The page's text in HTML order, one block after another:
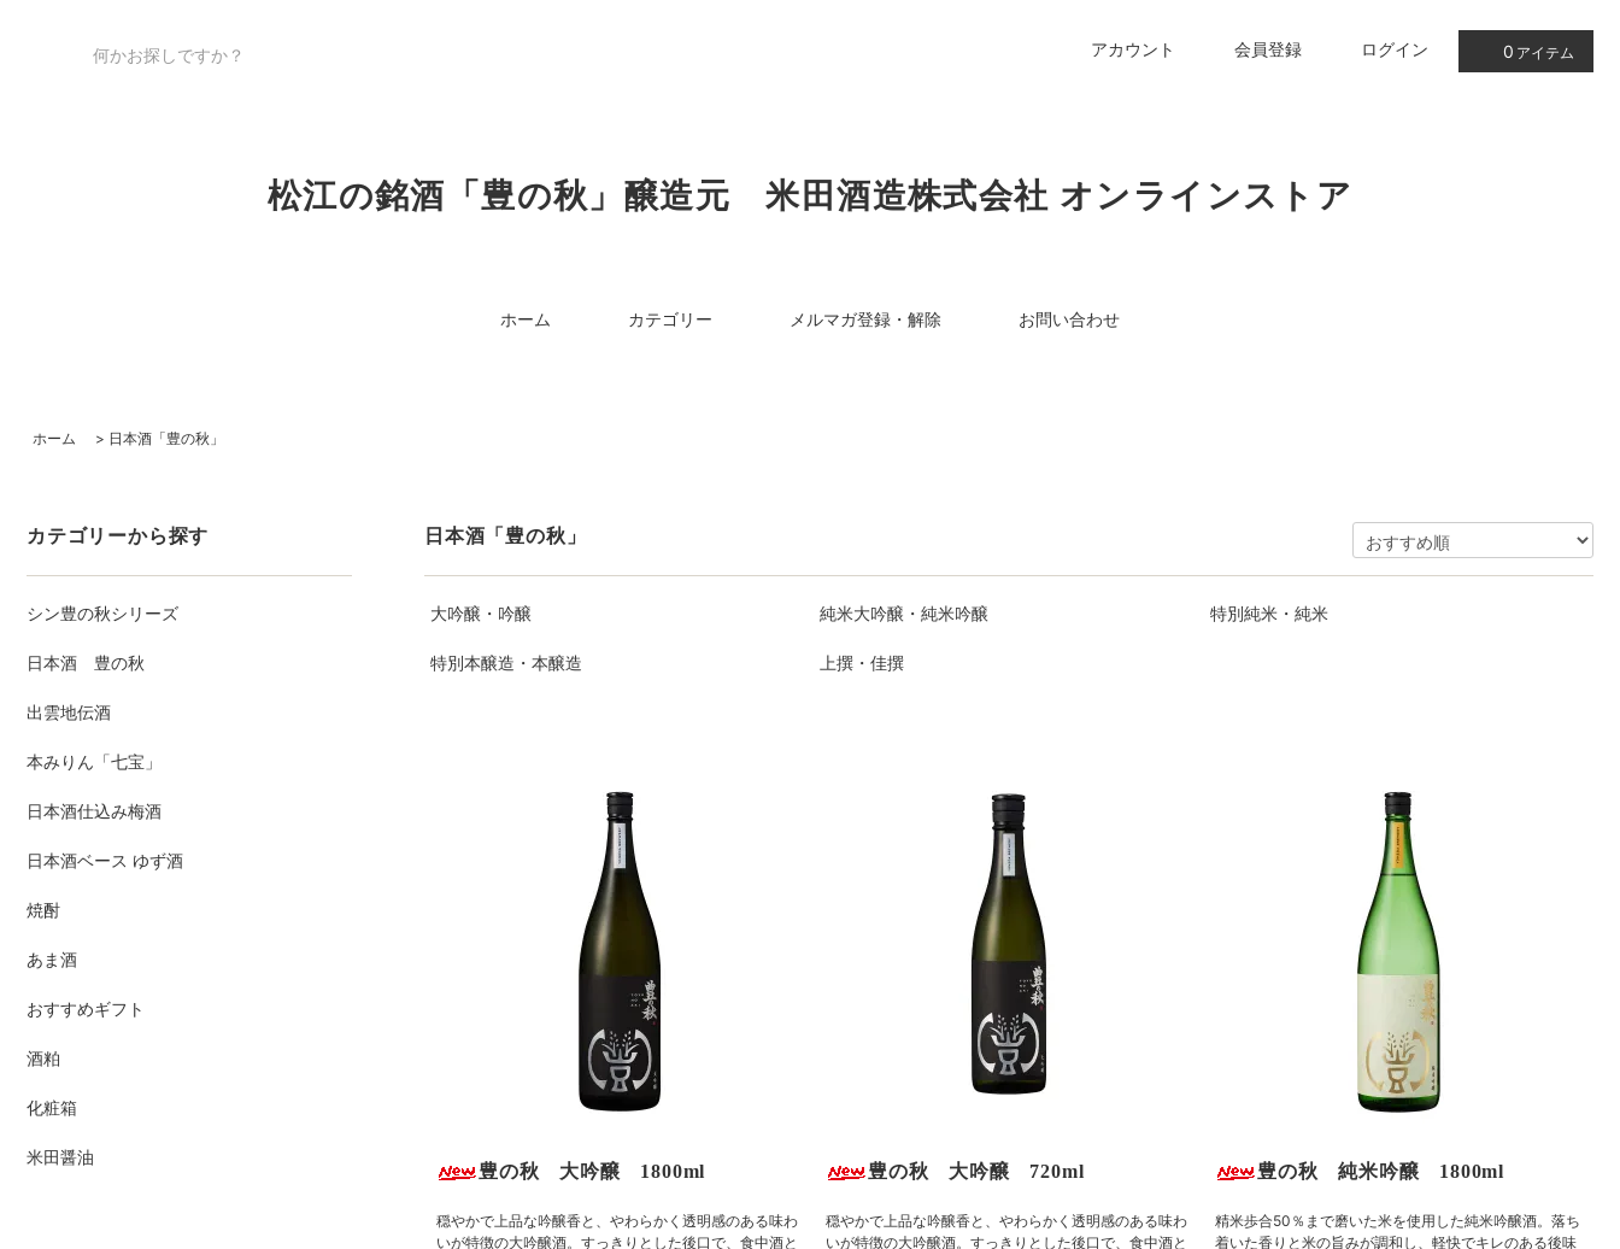
アカウント 会員登録 ログイン 0 アイテム
松江の銘酒「豊の秋」醸造元 米田酒造株式会社 オンラインストア
ホーム カテゴリー メルマガ登録・解除 お問い合わせ
ホーム > 日本酒「豊の秋」
カテゴリーから探す
シン豊の秋シリーズ
日本酒 豊の秋
出雲地伝酒
本みりん「七宝」
日本酒仕込み梅酒
日本酒ベース ゆず酒
焼酎
あま酒
おすすめギフト
酒粕
化粧箱
米田醤油
日本酒「豊の秋」
大吟醸・吟醸 純米大吟醸・純米吟醸 特別純米・純米
特別本醸造・本醸造 上撰・佳撰
豊の秋 大吟醸 1800ml
穏やかで上品な吟醸香と、やわらかく透明感のある味わ
いが特徴の大吟醸酒。すっきりとした後口で、食中酒と
豊の秋 大吟醸 720ml
穏やかで上品な吟醸香と、やわらかく透明感のある味わ
いが特徴の大吟醸酒。すっきりとした後口で、食中酒と
豊の秋 純米吟醸 1800ml
精米歩合50％まで磨いた米を使用した純米吟醸酒。落ち
着いた香りと米の旨みが調和し、軽快でキレのある後味